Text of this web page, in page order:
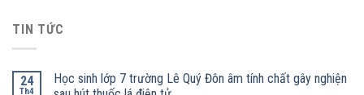
TIN TỨC
24
Th4
Học sinh lớp 7 trường Lê Quý Đôn âm tính chất gây nghiện